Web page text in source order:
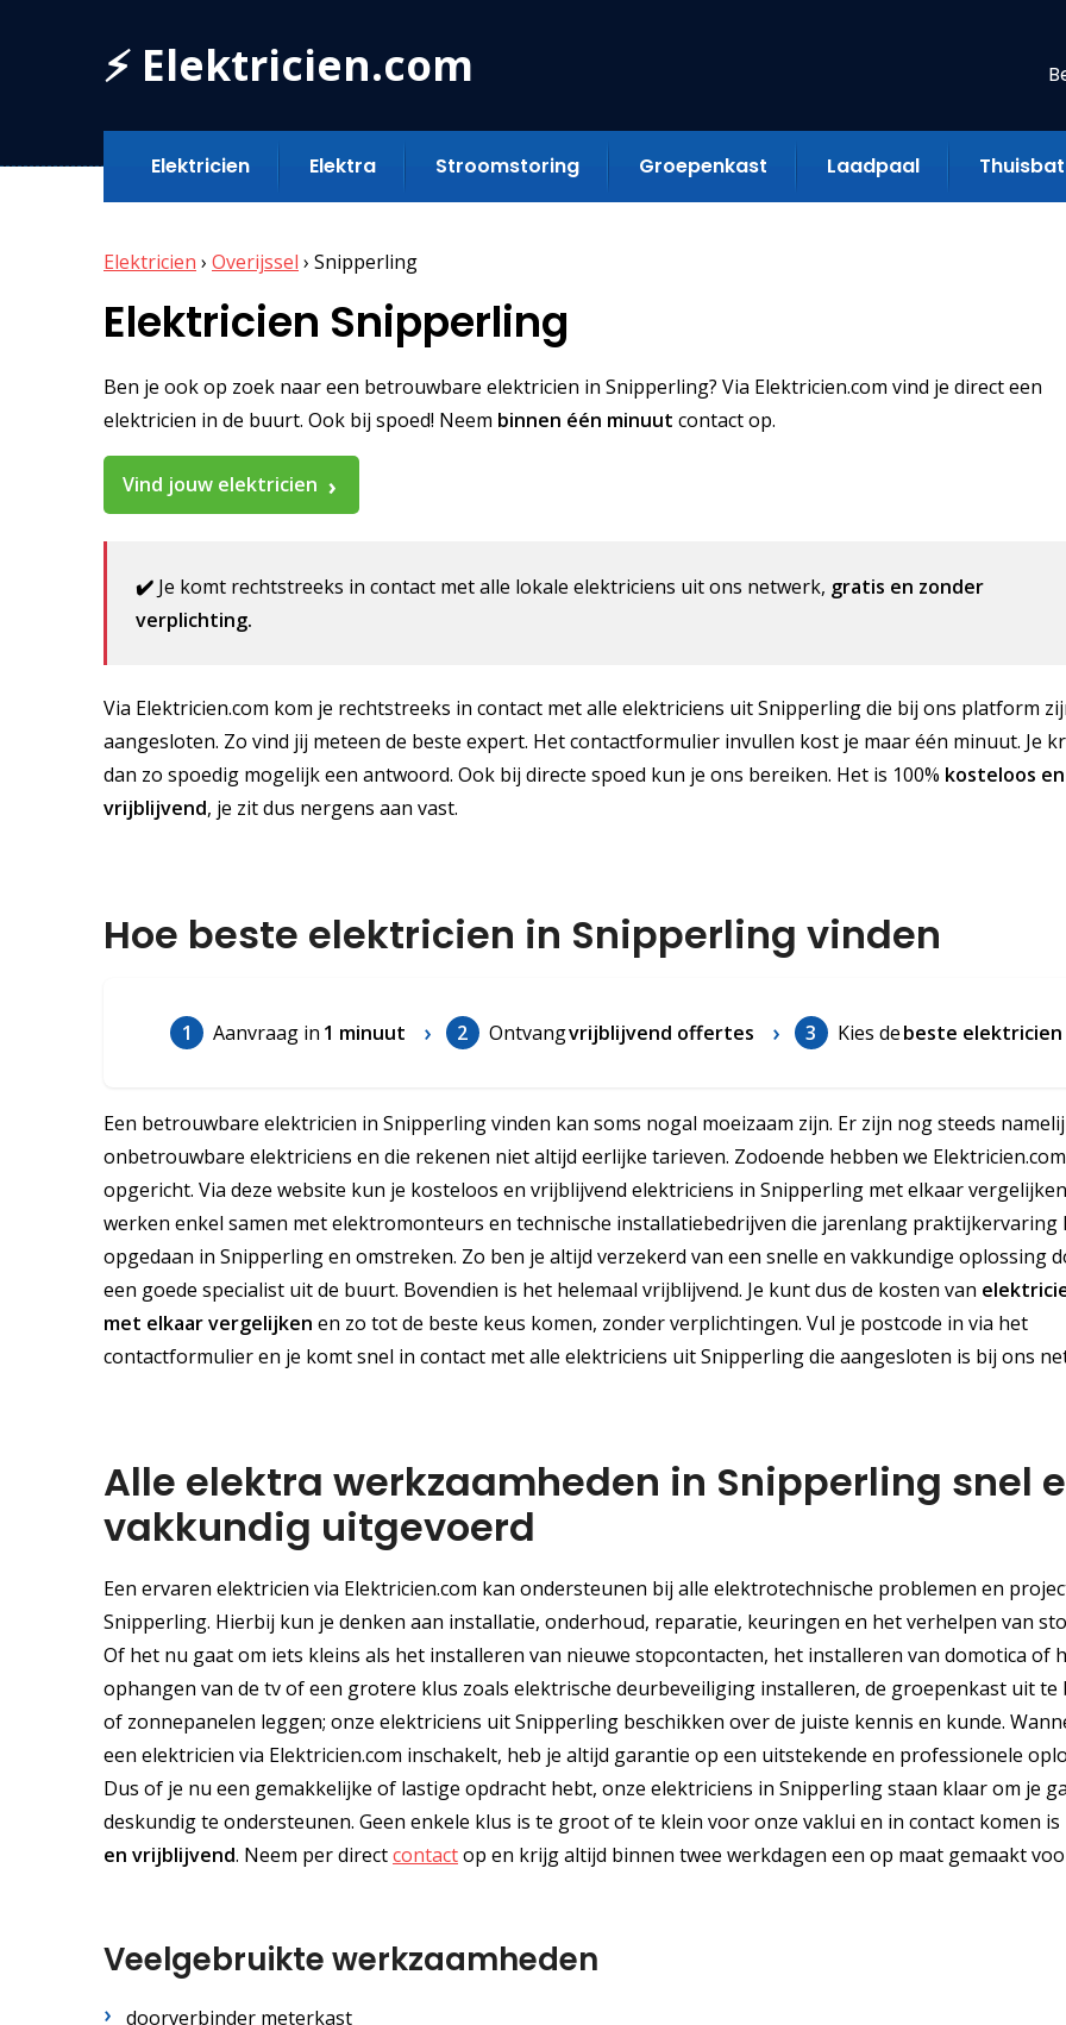
⚡ Elektricien.com
Elektricien Elektra Stroomstoring Groepenkast Laadpaal
Elektricien › Overijssel › Snipperling
Elektricien Snipperling
Ben je ook op zoek naar een betrouwbare elektricien in Snipperling? Via Elektricien.com vind je direct een
elektricien in de buurt. Ook bij spoed! Neem binnen één minuut contact op.
Vind jouw elektricien
✔️ Je komt rechtstreeks in contact met alle lokale elektriciens uit ons netwerk, gratis en zonder
verplichting.
Via Elektricien.com kom je rechtstreeks in contact met alle elektriciens uit Snipperling die bij ons platform
aangesloten. Zo vind jij meteen de beste expert. Het contactformulier invullen kost je maar één minuut. Je
dan zo spoedig mogelijk een antwoord. Ook bij directe spoed kun je ons bereiken. Het is 100% kosteloos en
vrijblijvend, je zit dus nergens aan vast.
Hoe beste elektricien in Snipperling vinden
1 Aanvraag in 1 minuut 2 Ontvangvrijblijvend offertes 3 Kies debeste elektricien
Een betrouwbare elektricien in Snipperling vinden kan soms nogal moeizaam zijn. Er zijn nog steeds
onbetrouwbare elektriciens en die rekenen niet altijd eerlijke tarieven. Zodoende hebben we Elektricien.com
opgericht. Via deze website kun je kosteloos en vrijblijvend elektriciens in Snipperling met elkaar
werken enkel samen met elektromonteurs en technische installatiebedrijven die jarenlang praktijkervaring
opgedaan in Snipperling en omstreken. Zo ben je altijd verzekerd van een snelle en vakkundige oplossing
een goede specialist uit de buurt. Bovendien is het helemaal vrijblijvend. Je kunt dus de kosten van
met elkaar vergelijken en zo tot de beste keus komen, zonder verplichtingen. Vul je postcode in via het
contactformulier en je komt snel in contact met alle elektriciens uit Snipperling die aangesloten is bij ons
Alle elektra werkzaamheden in Snipperling snel
vakkundig uitgevoerd
Een ervaren elektricien via Elektricien.com kan ondersteunen bij alle elektrotechnische problemen en
Snipperling. Hierbij kun je denken aan installatie, onderhoud, reparatie, keuringen en het verhelpen van
Of het nu gaat om iets kleins als het installeren van nieuwe stopcontacten, het installeren van domotica of
ophangen van de tv of een grotere klus zoals elektrische deurbeveiliging installeren, de groepenkast uit te
of zonnepanelen leggen; onze elektriciens uit Snipperling beschikken over de juiste kennis en kunde.
een elektricien via Elektricien.com inschakelt, heb je altijd garantie op een uitstekende en professionele
Dus of je nu een gemakkelijke of lastige opdracht hebt, onze elektriciens in Snipperling staan klaar om je
deskundig te ondersteunen. Geen enkele klus is te groot of te klein voor onze vaklui en in contact komen is
en vrijblijvend. Neem per directcontactop en krijg altijd binnen twee werkdagen een op maat gemaakt
Veelgebruikte werkzaamheden
doorverbinder meterkast